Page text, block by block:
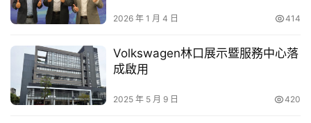
R
2026 年 1 月 4 日 414
Volkswagen林口展示暨服務中心落
成啟用
2025 年 5 月 9 日 420